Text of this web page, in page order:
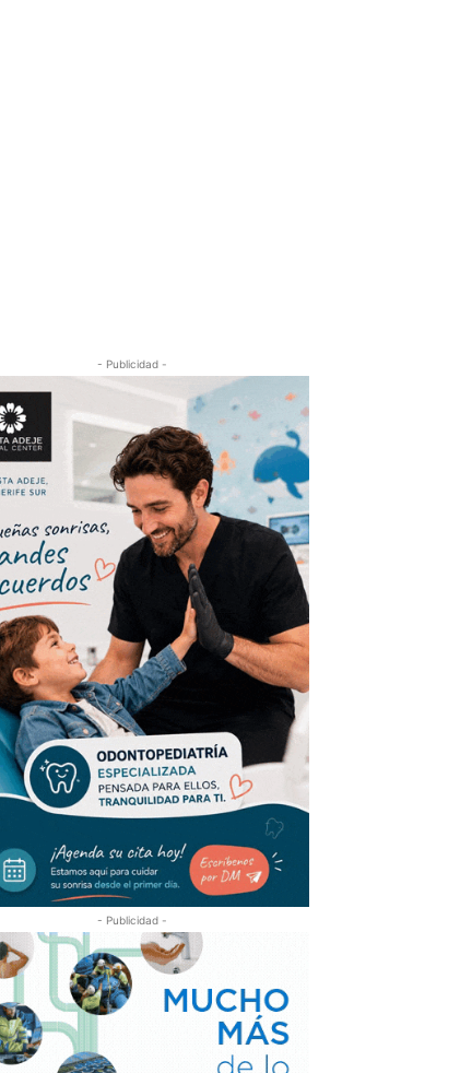
- Publicidad -
- Publicidad -